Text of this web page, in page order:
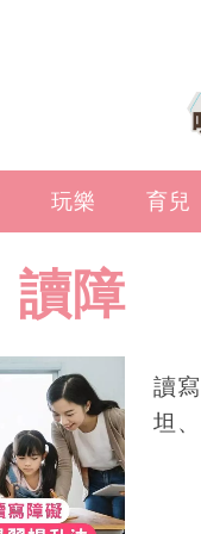
玩樂 育兒
讀障
讀
坦